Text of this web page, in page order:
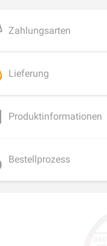
Zahlungsarten
Lieferung
Produktinformationen
Bestellprozess